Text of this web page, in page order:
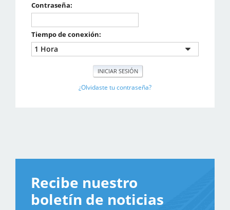
Contraseña:
Tiempo de conexión:
¿Olvidaste tu contraseña?
Recibe nuestro
boletín de noticias